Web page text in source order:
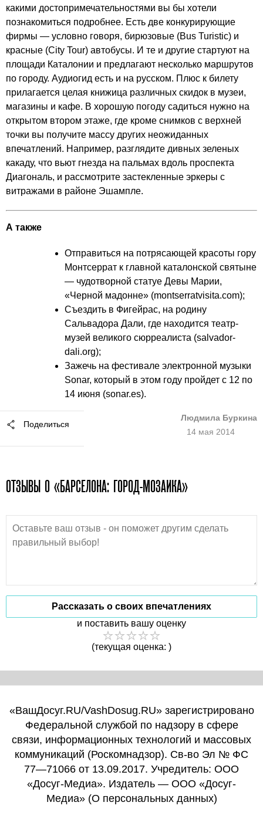
какими достопримечательностями вы бы хотели
познакомиться подробнее. Есть две конкурирующие
фирмы — условно говоря, бирюзовые (Bus Turistic) и
красные (City Tour) автобусы. И те и другие стартуют на
площади Каталонии и предлагают несколько маршрутов
по городу. Аудиогид есть и на русском. Плюс к билету
прилагается целая книжица различных скидок в музеи,
магазины и кафе. В хорошую погоду садиться нужно на
открытом втором этаже, где кроме снимков с верхней
точки вы получите массу других неожиданных
впечатлений. Например, разглядите дивных зеленых
какаду, что вьют гнезда на пальмах вдоль проспекта
Диагональ, и рассмотрите застекленные эркеры с
витражами в районе Эшампле.
А также
Отправиться на потрясающей красоты гору
Монтсеррат к главной каталонской святыне
— чудотворной статуе Девы Марии,
«Черной мадонне» (montserratvisita.com);
Съездить в Фигейрас, на родину
Сальвадора Дали, где находится театр-
музей великого сюрреалиста (salvador-
dali.org);
Зажечь на фестивале электронной музыки
Sonar, который в этом году пройдет с 12 по
14 июня (sonar.es).
Поделиться
Людмила Буркина
14 мая 2014
ОТЗЫВЫ О «БАРСЕЛОНА: ГОРОД-МОЗАИКА»
Рассказать о своих впечатлениях
и поставить вашу оценку
(текущая оценка: )
«ВашДосуг.RU/VashDosug.RU» зарегистрировано
Федеральной службой по надзору в сфере
связи, информационных технологий и массовых
коммуникаций (Роскомнадзор). Св-во Эл № ФС
77—71066 от 13.09.2017. Учредитель: ООО
«Досуг-Медиа». Издатель — ООО «Досуг-
Медиа» (О персональных данных)